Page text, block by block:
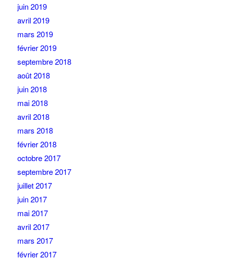
juin 2019
avril 2019
mars 2019
février 2019
septembre 2018
août 2018
juin 2018
mai 2018
avril 2018
mars 2018
février 2018
octobre 2017
septembre 2017
juillet 2017
juin 2017
mai 2017
avril 2017
mars 2017
février 2017